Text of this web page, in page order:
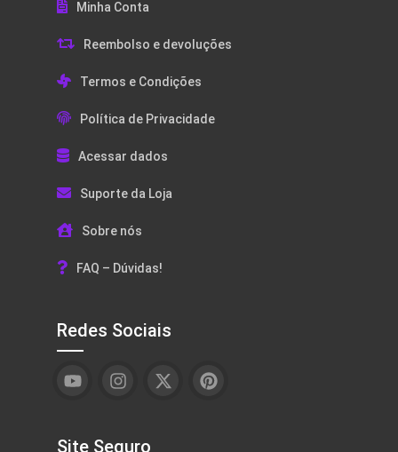
Minha Conta
Reembolso e devoluções
Termos e Condições
Política de Privacidade
Acessar dados
Suporte da Loja
Sobre nós
FAQ – Dúvidas!
Redes Sociais
Site Seguro